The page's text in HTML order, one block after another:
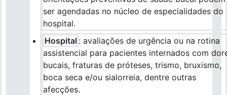
ser agendadas no núcleo de especialidades do
hospital.
Hospital : avaliações de urgência ou na rotina
assistencial para pacientes internados com
bucais, fraturas de próteses, trismo, bruxismo,
boca seca e/ou sialorreia, dentre outras
afecções.